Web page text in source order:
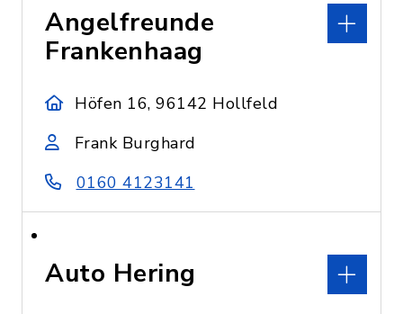
Angelfreunde
Frankenhaag
Höfen 16, 96142 Hollfeld
Frank Burghard
0160 4123141
Auto Hering